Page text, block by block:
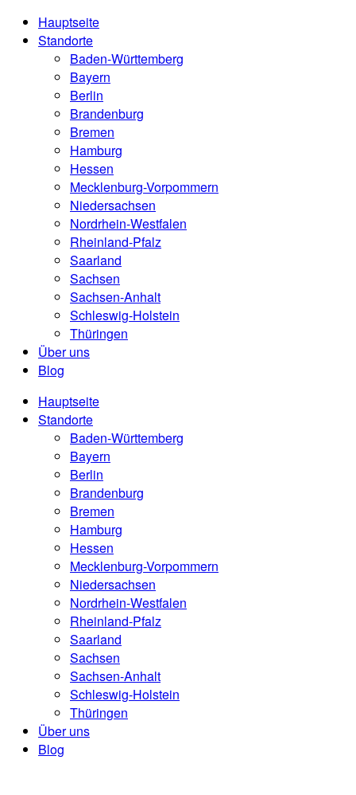
Hauptseite
Standorte
Baden-Württemberg
Bayern
Berlin
Brandenburg
Bremen
Hamburg
Hessen
Mecklenburg-Vorpommern
Niedersachsen
Nordrhein-Westfalen
Rheinland-Pfalz
Saarland
Sachsen
Sachsen-Anhalt
Schleswig-Holstein
Thüringen
Über uns
Blog
Hauptseite
Standorte
Baden-Württemberg
Bayern
Berlin
Brandenburg
Bremen
Hamburg
Hessen
Mecklenburg-Vorpommern
Niedersachsen
Nordrhein-Westfalen
Rheinland-Pfalz
Saarland
Sachsen
Sachsen-Anhalt
Schleswig-Holstein
Thüringen
Über uns
Blog